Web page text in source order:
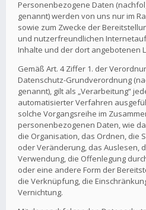
Personenbezogene Daten
genannt) werden von uns nur im
sowie zum Zwecke der
und nutzerfreundlichen
Inhalte und der dort angebotenen
Gemäß Art. 4 Ziffer 1. der
Datenschutz-Grundverordnung
genannt), gilt als „Verarbeitung“
automatisierter Verfahren
solche Vorgangsreihe im
personenbezogenen Daten, wie
die Organisation, das Ordnen, die
oder Veränderung, das Auslesen,
Verwendung, die Offenlegung
oder eine andere Form der
die Verknüpfung, die
Vernichtung.